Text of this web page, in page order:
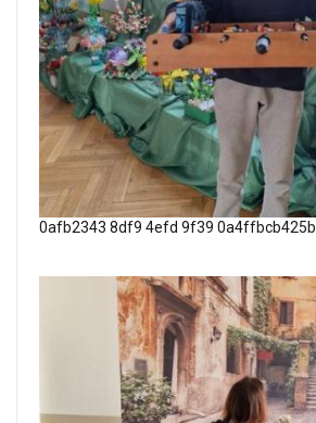
0afb2343 8df9 4efd 9f39 0a4ffbcb425b